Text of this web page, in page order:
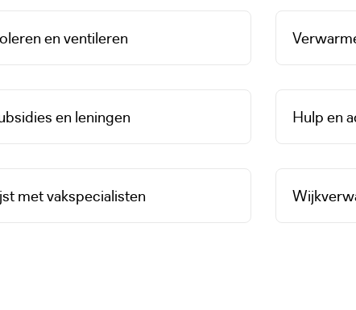
en ventileren
en leningen Hulp en
met vakspecialisten